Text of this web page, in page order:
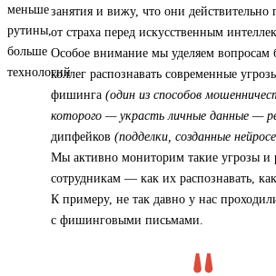
занятия и вижу, что они действительно
от страха перед искусственным
Особое внимание мы уделяем вопросам
коллег распознавать современные
фишинга (один из способов
которого — украсть личные данные —
дипфейков (подделки, созданные
Мы активно мониторим такие угрозы и
сотрудникам — как их распознавать,
К примеру, не так давно у нас
с фишинговыми письмами.